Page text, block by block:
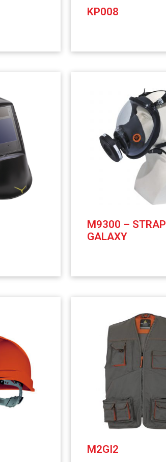
KP008
M9300 – STRAP
GALAXY
M2GI2